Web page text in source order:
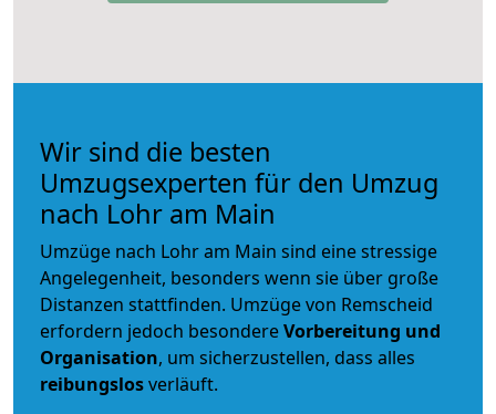
Wir sind die besten
Umzugsexperten für den Umzug
nach Lohr am Main
Umzüge nach Lohr am Main sind eine stressige
Angelegenheit, besonders wenn sie über große
Distanzen stattfinden. Umzüge von Remscheid
erfordern jedoch besondereVorbereitung und
Organisation, um sicherzustellen, dass alles
reibungslosverläuft.